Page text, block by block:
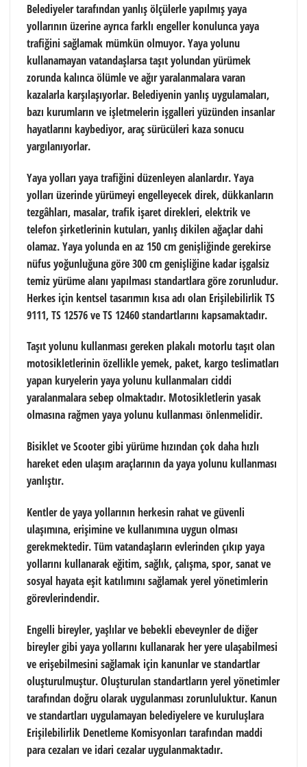
Belediyeler tarafından yanlış ölçülerle yapılmış yaya
yollarının üzerine ayrıca farklı engeller konulunca yaya
trafiğini sağlamak mümkün olmuyor. Yaya yolunu
kullanamayan vatandaşlarsa taşıt yolundan yürümek
zorunda kalınca ölümle ve ağır yaralanmalara varan
kazalarla karşılaşıyorlar. Belediyenin yanlış uygulamaları,
bazı kurumların ve işletmelerin işgalleri yüzünden insanlar
hayatlarını kaybediyor, araç sürücüleri kaza sonucu
yargılanıyorlar.
Yaya yolları yaya trafiğini düzenleyen alanlardır. Yaya
yolları üzerinde yürümeyi engelleyecek direk, dükkanların
tezgâhları, masalar, trafik işaret direkleri, elektrik ve
telefon şirketlerinin kutuları, yanlış dikilen ağaçlar dahi
olamaz. Yaya yolunda en az 150 cm genişliğinde gerekirse
nüfus yoğunluğuna göre 300 cm genişliğine kadar işgalsiz
temiz yürüme alanı yapılması standartlara göre zorunludur.
Herkes için kentsel tasarımın kısa adı olan Erişilebilirlik TS
9111, TS 12576 ve TS 12460 standartlarını kapsamaktadır.
Taşıt yolunu kullanması gereken plakalı motorlu taşıt olan
motosikletlerinin özellikle yemek, paket, kargo teslimatları
yapan kuryelerin yaya yolunu kullanmaları ciddi
yaralanmalara sebep olmaktadır. Motosikletlerin yasak
olmasına rağmen yaya yolunu kullanması önlenmelidir.
Bisiklet ve Scooter gibi yürüme hızından çok daha hızlı
hareket eden ulaşım araçlarının da yaya yolunu kullanması
yanlıştır.
Kentler de yaya yollarının herkesin rahat ve güvenli
ulaşımına, erişimine ve kullanımına uygun olması
gerekmektedir. Tüm vatandaşların evlerinden çıkıp yaya
yollarını kullanarak eğitim, sağlık, çalışma, spor, sanat ve
sosyal hayata eşit katılımını sağlamak yerel yönetimlerin
görevlerindendir.
Engelli bireyler, yaşlılar ve bebekli ebeveynler de diğer
bireyler gibi yaya yollarını kullanarak her yere ulaşabilmesi
ve erişebilmesini sağlamak için kanunlar ve standartlar
oluşturulmuştur. Oluşturulan standartların yerel yönetimler
tarafından doğru olarak uygulanması zorunluluktur. Kanun
ve standartları uygulamayan belediyelere ve kuruluşlara
Erişilebilirlik Denetleme Komisyonları tarafından maddi
para cezaları ve idari cezalar uygulanmaktadır.